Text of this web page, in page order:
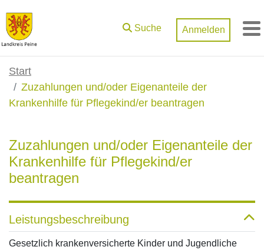
Zum Hauptinhalt springen
Suche Anmelden
Start
Zuzahlungen und/oder Eigenanteile der
Krankenhilfe für Pflegekind/er beantragen
Zuzahlungen und/oder Eigenanteile der
Krankenhilfe für Pflegekind/er
beantragen
Leistungsbeschreibung
Gesetzlich krankenversicherte Kinder und Jugendliche